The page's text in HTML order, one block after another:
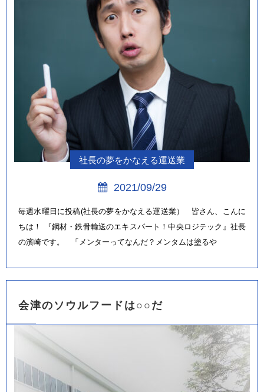
社長の夢をかなえる運送業
2021/09/29
毎週水曜日に投稿(社長の夢をかなえる運送業） 皆さん、こんに
ちは！ 『鋼材・鉄骨輸送のエキスパート！中央ロジテック』社長
の濱崎です。 「メンターってなんだ？メンタムは塗るや
会津のソウルフードは○○だ